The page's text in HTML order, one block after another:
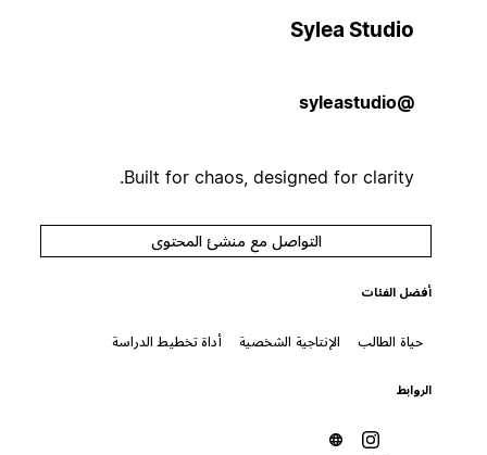
Sylea Studio
Built for chaos, designed for clarity.
التواصل مع منشئ المحتوى
أفضل الفئات
حياة الطالب الإنتاجية الشخصية أداة تخطيط الدراسة